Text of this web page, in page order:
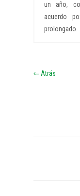
un año,
acuerdo
prolongado.
⇐ Atrás